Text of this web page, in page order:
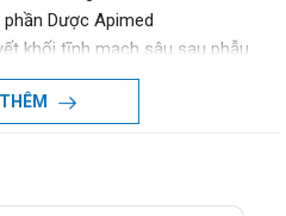
Dược Apimed
khối tĩnh mạch sâu sau phẫu
gối, dự phòng tái phát huyết
tắc phổi.
thế nào trong cơ